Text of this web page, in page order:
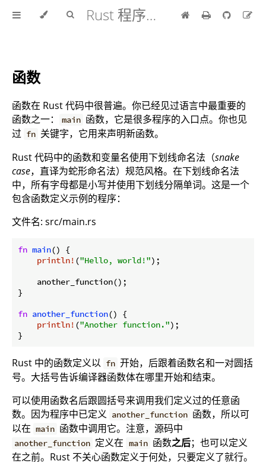
Rust 程序设计语言 中文版
函数
函数在 Rust 代码中很普遍。你已经见过语言中最重要的
函数之一：
main 函数，它是很多程序的入口点。你也见
过 fn 关键字，它用来声明新函数。
Rust 代码中的函数和变量名使用下划线命名法（snake
case，直译为蛇形命名法）规范风格。在下划线命名法
中，所有字母都是小写并使用下划线分隔单词。这是一个
包含函数定义示例的程序：
文件名: src/main.rs
fn main() {
println! ("Hello, world!");
    another_function();
}
fn another_function() {
println! ("Another function.");
}
Rust 中的函数定义以 fn 开始，后跟着函数名和一对圆括
号。大括号告诉编译器函数体在哪里开始和结束。
可以使用函数名后跟圆括号来调用我们定义过的任意函
数。因为程序中已定义 another_function 函数，所以可
以在 main 函数中调用它。注意，源码中
another_function 定义在 main 函数之后；也可以定义
在之前。Rust 不关心函数定义于何处，只要定义了就行。